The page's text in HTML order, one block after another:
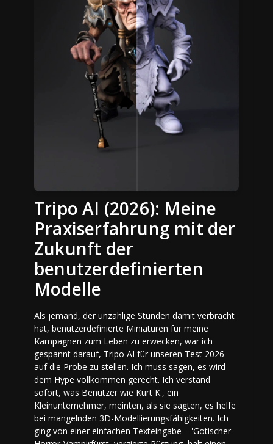
Tripo AI (2026): Meine
Praxiserfahrung mit der
Zukunft der
benutzerdefinierten
Modelle
Als jemand, der unzählige Stunden damit verbracht
hat, benutzerdefinierte Miniaturen für meine
Kampagnen zum Leben zu erwecken, war ich
gespannt darauf, Tripo AI für unseren Test 2026
auf die Probe zu stellen. Ich muss sagen, es wird
dem Hype vollkommen gerecht. Ich verstand
sofort, was Benutzer wie Kurt K., ein
Kleinunternehmer, meinten, als sie sagten, es helfe
bei mangelnden 3D-Modellierungsfähigkeiten. Ich
ging von einer einfachen Texteingabe – 'Gotischer